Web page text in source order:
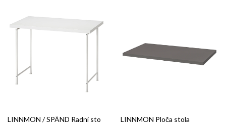
LINNMON / SPÄND Radni sto
LINNMON Ploča stola